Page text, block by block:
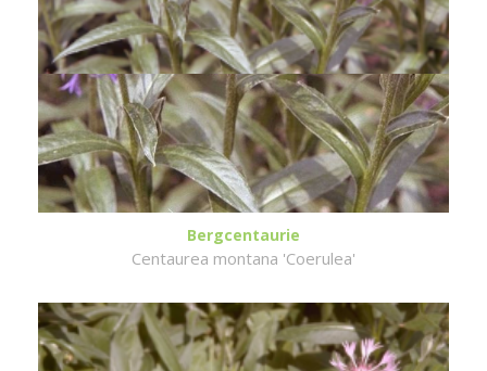
Bergcentaurie
Centaurea montana 'Coerulea'